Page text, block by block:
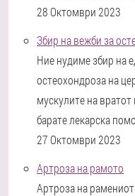
28 Октомври 2023
Збир на вежби за
Ние нудиме збир на
остеохондроза на
мускулите на вратот
барате лекарска
27 Октомври 2023
Артроза на рамото
Артроза на